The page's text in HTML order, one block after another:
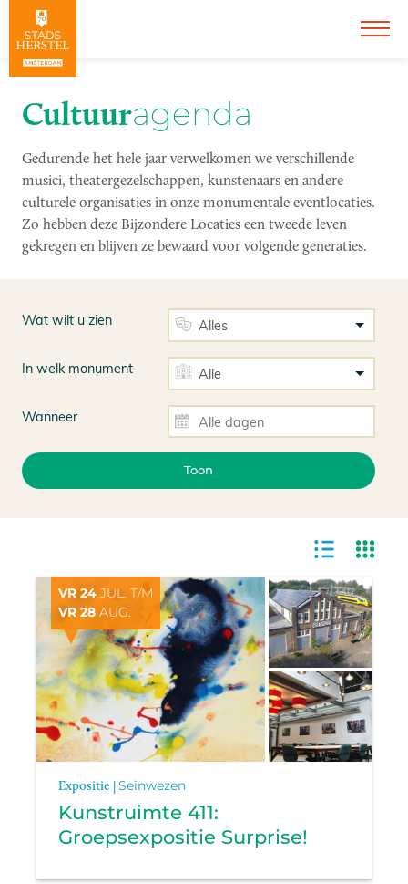
Cultuuragenda
Gedurende het hele jaar verwelkomen we verschillende
musici, theatergezelschappen, kunstenaars en andere
culturele organisaties in onze monumentale eventlocaties.
Zo hebben deze Bijzondere Locaties een tweede leven
gekregen en blijven ze bewaard voor volgende generaties.
Wat wilt u zien
In welk monument
Wanneer
Toon
VR 24 JUL. T/M
VR 28 AUG.
Expositie |Seinwezen
Kunstruimte 411:
Groepsexpositie Surprise!